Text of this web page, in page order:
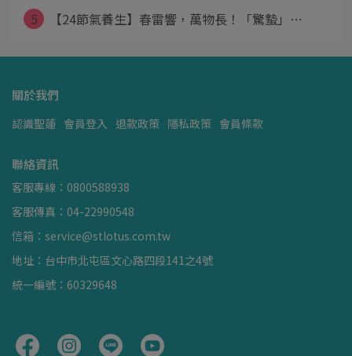
5
【24節氣養生】春雷響，萬物長！「驚蟄」⋯
關於我們
認識聖蓮 會員登入 退款政策 隱私政策 會員條款
聯絡資訊
客服專線：0800588938
客服傳真：04-22990548
信箱：service@stlotus.com.tw
地址：台中市北屯區文心路四段141之4號
統一編號：60329648